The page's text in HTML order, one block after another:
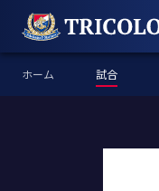
ホーム 試合